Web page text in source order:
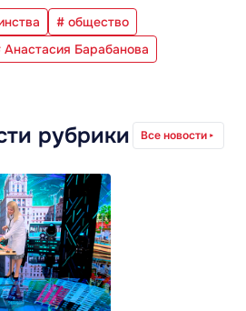
# общество
Анастасия Барабанова
рубрики Все новости